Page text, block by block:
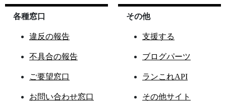
各種窓口
違反の報告
不具合の報告
ご要望窓口
お問い合わせ窓口
その他
支援する
ブログパーツ
ランこれAPI
その他サイト